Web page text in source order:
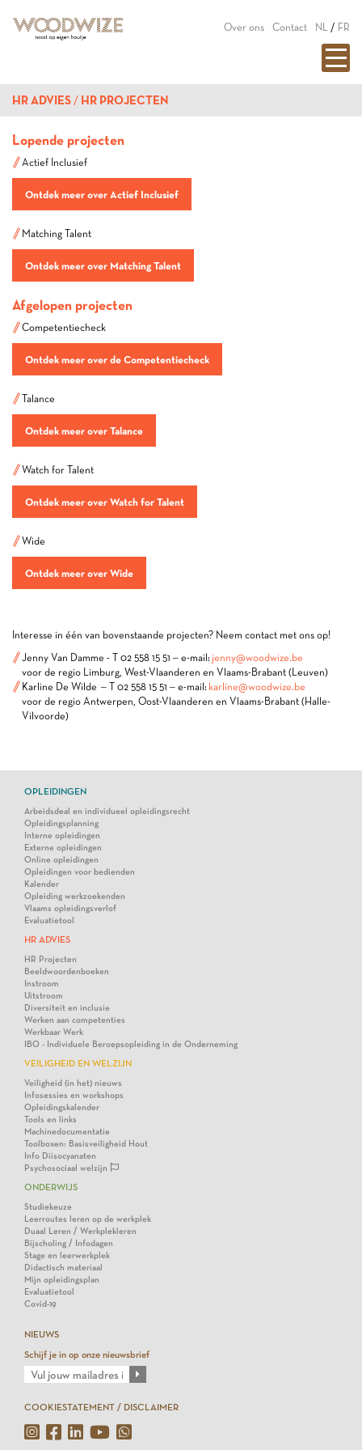
Over ons Contact NL / FR
HR ADVIES HR PROJECTEN
Lopende projecten
Actief Inclusief
Ontdek meer over Actief Inclusief
Matching Talent
Ontdek meer over Matching Talent
Afgelopen projecten
Competentiecheck
Ontdek meer over de Competentiecheck
Talance
Ontdek meer over Talance
Watch for Talent
Ontdek meer over Watch for Talent
Wide
Ontdek meer over Wide
Interesse in één van bovenstaande projecten? Neem contact met ons op!
Jenny Van Damme - T 02 558 15 51 – e-mail: jenny@woodwize.be
voor de regio Limburg, West-Vlaanderen en Vlaams-Brabant (Leuven)
Karline De Wilde – T 02 558 15 51 – e-mail: karline@woodwize.be
voor de regio Antwerpen, Oost-Vlaanderen en Vlaams-Brabant (Halle-
Vilvoorde)
OPLEIDINGEN
Arbeidsdeal en individueel opleidingsrecht
Opleidingsplanning
Interne opleidingen
Externe opleidingen
Online opleidingen
Opleidingen voor bedienden
Kalender
Opleiding werkzoekenden
Vlaams opleidingsverlof
Evaluatietool
HR ADVIES
HR Projecten
Beeldwoordenboeken
Instroom
Uitstroom
Diversiteit en inclusie
Werken aan competenties
Werkbaar Werk
IBO - Individuele Beroepsopleiding in de Onderneming
VEILIGHEID EN WELZIJN
Veiligheid (in het) nieuws
Infosessies en workshops
Opleidingskalender
Tools en links
Machinedocumentatie
Toolboxen: Basisveiligheid Hout
Info Diisocyanaten
Psychosociaal welzijn
ONDERWIJS
Studiekeuze
Leerroutes leren op de werkplek
Duaal Leren / Werkplekleren
Bijscholing / Infodagen
Stage en leerwerkplek
Didactisch materiaal
Mijn opleidingsplan
Evaluatietool
Covid-19
NIEUWS
Schijf je in op onze nieuwsbrief
COOKIESTATEMENT / DISCLAIMER